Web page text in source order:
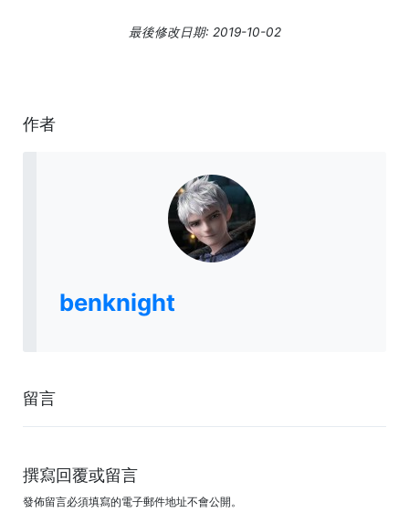
最後修改日期: 2019-10-02
作者
benknight
留言
撰寫回覆或留言
發佈留言必須填寫的電子郵件地址不會公開。